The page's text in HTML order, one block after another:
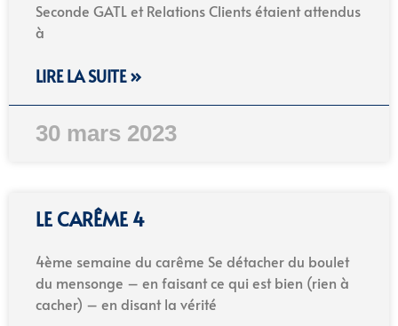
Seconde GATL et Relations Clients étaient attendus
à
LIRE LA SUITE »
30 mars 2023
LE CARÊME 4
4ème semaine du carême Se détacher du boulet
du mensonge – en faisant ce qui est bien (rien à
cacher) – en disant la vérité